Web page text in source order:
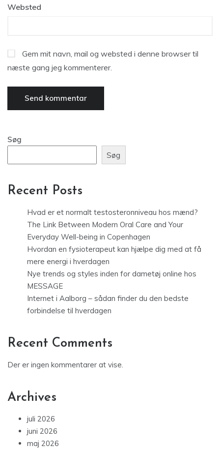
Websted
Gem mit navn, mail og websted i denne browser til
næste gang jeg kommenterer.
Søg
Søg
Recent Posts
Hvad er et normalt testosteronniveau hos mænd?
The Link Between Modern Oral Care and Your
Everyday Well-being in Copenhagen
Hvordan en fysioterapeut kan hjælpe dig med at få
mere energi i hverdagen
Nye trends og styles inden for dametøj online hos
MESSAGE
Internet i Aalborg – sådan finder du den bedste
forbindelse til hverdagen
Recent Comments
Der er ingen kommentarer at vise.
Archives
juli 2026
juni 2026
maj 2026